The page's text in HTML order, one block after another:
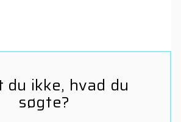
du ikke, hvad du
søgte?